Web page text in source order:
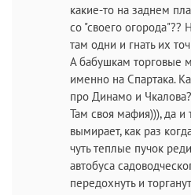
какие-то на заднем
со "своего
там одни и гнать их
А бабушкам торговые
именно на Спартака.
про Динамо и
Там своя мафия))), да и
вымирает, как раз
чуть теплые пучок
автобуса
передохнуть и